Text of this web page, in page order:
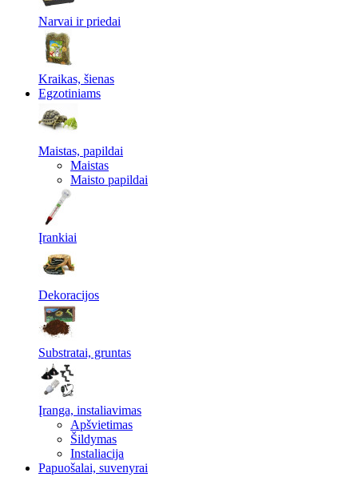
Narvai ir priedai
Kraikas, šienas
Egzotiniams
Maistas, papildai
Maistas
Maisto papildai
Įrankiai
Dekoracijos
Substratai, gruntas
Įranga, instaliavimas
Apšvietimas
Šildymas
Instaliacija
Papuošalai, suvenyrai